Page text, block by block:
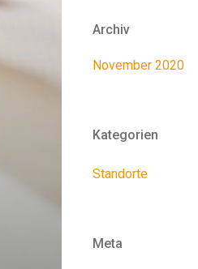
Archiv
November 2020
Kategorien
Standorte
Meta